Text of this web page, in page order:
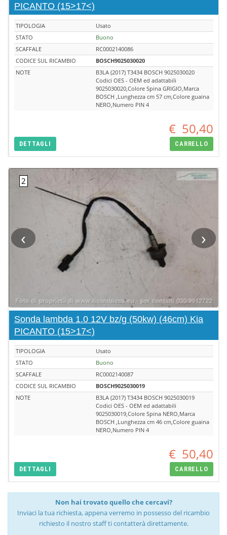
PICANTO (15>17<)
TIPOLOGIA
Usato
STATO
Buono
SCAFFALE
RC0002140086
CODICE SUL RICAMBIO
BOSCH9025030020
NOTE
B3LA (2017) T3434 BOSCH 9025030020
Codici OES - OEM ed adattabili
9025030020,Colore Spina GRIGIO,Marca
BOSCH ,Lunghezza cm 57 cm,Colore guaina
NERO,Numero PIN 4
€ 50,40
DETTAGLI CARRELLO
‹ ›
Sonda lambda 1.0 12V bz/g (50kw) (46cm) Kia
PICANTO (15>17<)
TIPOLOGIA
Usato
STATO
Buono
SCAFFALE
RC0002140087
CODICE SUL RICAMBIO
BOSCH9025030019
NOTE
B3LA (2017) T3434 BOSCH 9025030019
Codici OES - OEM ed adattabili
9025030019,Colore Spina NERO,Marca
BOSCH ,Lunghezza cm 46 cm,Colore guaina
NERO,Numero PIN 4
€ 50,40
DETTAGLI CARRELLO
Non hai trovato quello che cercavi?
Inviaci la tua richiesta, appena verremo in possesso del ricambio
richiesto il nostro staff ti contatterà direttamente.